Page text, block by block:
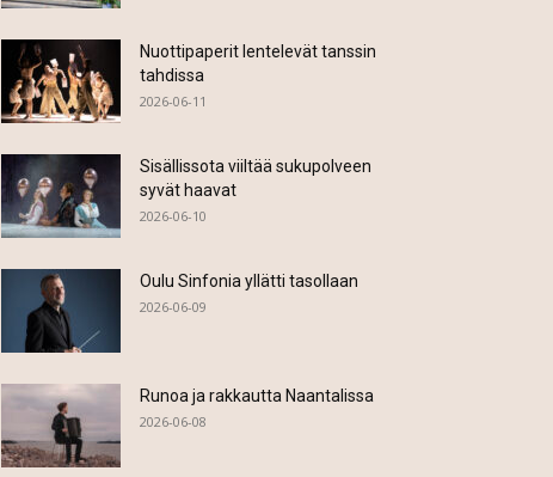
Nuottipaperit lentelevät tanssin
tahdissa
2026-06-11
Sisällissota viiltää sukupolveen
syvät haavat
2026-06-10
Oulu Sinfonia yllätti tasollaan
2026-06-09
Runoa ja rakkautta Naantalissa
2026-06-08